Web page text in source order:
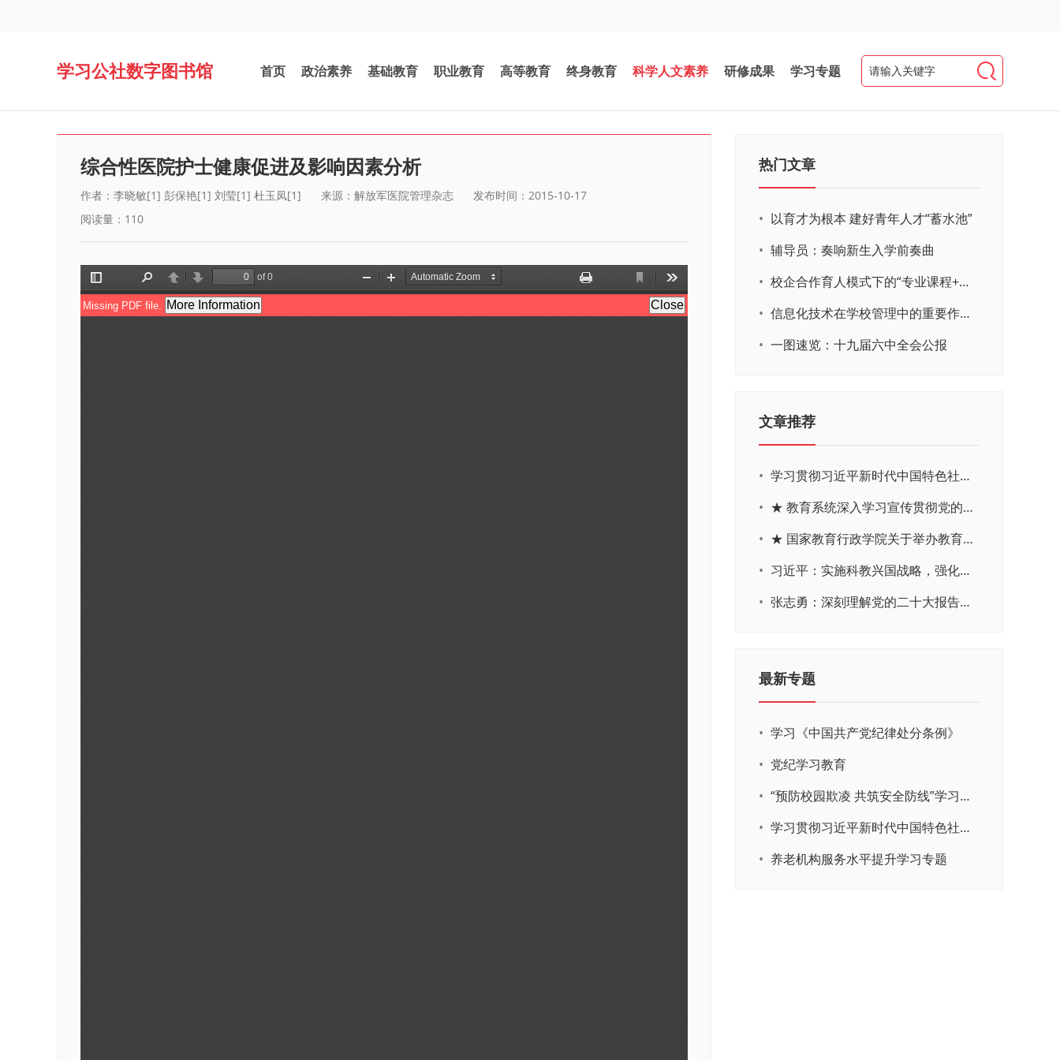
学习公社数字图书馆 首页 政治素养 基础教育 职业教育 高等教育 终身教育 科学人文素养 研修成果 学习专题
综合性医院护士健康促进及影响因素分析
作者：李晓敏[1] 彭保艳[1] 刘莹[1] 杜玉凤[1] 来源：解放军医院管理杂志
发布时间：2015-10-17
阅读量： 110
热门文章
• 以育才为根本 建好青年人才“蓄水池”
• 辅导员：奏响新生入学前奏曲
•
校企合作育人模式下的“专业课程+思政教育+党建活动”交叉融合的课程思政教学探索与实践
•
信息化技术在学校管理中的重要作用 ——以贵州省威宁民族中学和校园使用等为例
• 一图速览：十九届六中全会公报
文章推荐
•
学习贯彻习近平新时代中国特色社会主义思想主题教育网络培训
•
★ 教育系统深入学习宣传贯彻党的二十大精神学习专题
•
★ 国家教育行政学院关于举办教育系统深入学习宣传贯彻党的二十大精神专题网络培训的通知
•
习近平：实施科教兴国战略，强化现代化建设人才支撑
•
张志勇：深刻理解党的二十大报告关于教育的新思想、新战略、新要求
最新专题
• 学习《中国共产党纪律处分条例》
• 党纪学习教育
•
“预防校园欺凌 共筑安全防线”学习专题
•
学习贯彻习近平新时代中国特色社会主义思想主题教育
• 养老机构服务水平提升学习专题